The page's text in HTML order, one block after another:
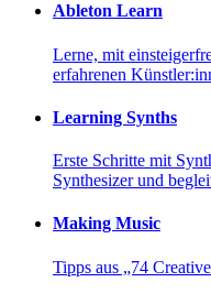
Ableton Learn
Lerne, mit
erfahrenen
Learning Synths
Erste Schritte mit
Synthesizer und
Making Music
Tipps aus „74